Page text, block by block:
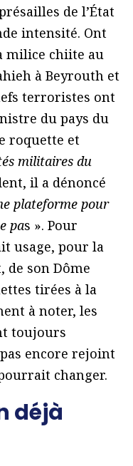
de l’État
intensité. Ont
milice chiite au
à Beyrouth et
terroristes ont
du pays du
roquette et
militaires du
il a dénoncé
plateforme pour
pas ». Pour
usage, pour la
son Dôme
tirées à la
à noter, les
toujours
encore rejoint
changer.
déjà